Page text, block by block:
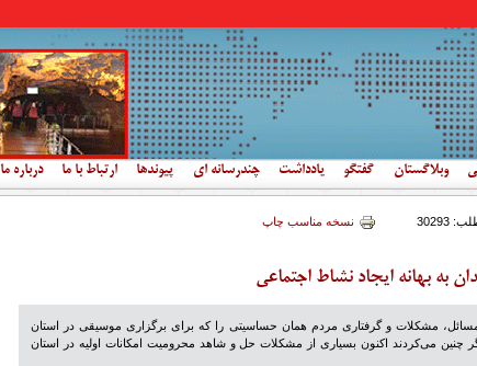
وبلاگستان گفتگو یادداشت چندرسانه ای پیوندها ارتباط با ما درباره ما
30293 نسخه مناسب چاپ
به بهانه ایجاد نشاط اجتماعی
مشکلات و گرفتاری مردم همان حساسیتی را که برای برگزاری موسیقی در استان
چنین می‌کردند اکنون بسیاری از مشکلات حل و شاهد محرومیت امکانات اولیه در استان